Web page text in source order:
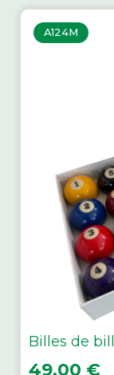
A124M
Billes de
Prix
49,00 €